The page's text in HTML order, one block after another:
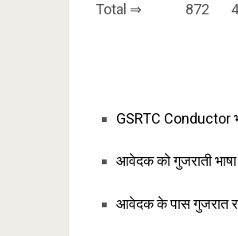
Total ⇒
872
GSRTC Conductor
आवेदक को गुजराती भाषा
आवेदक के पास गुजरात